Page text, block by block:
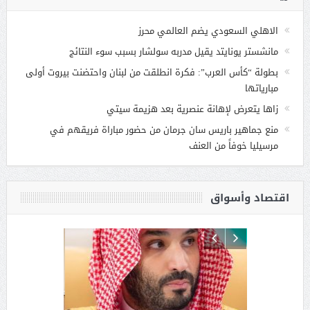
الاهلي السعودي يضم العالمي محرز
مانشستر يونايتد يقيل مدربه سولشار بسبب سوء النتائج
بطولة “كأس العرب”: فكرة انطلقت من لبنان واحتضنت بيروت أولى
مبارياتها
زاها يتعرض لإهانة عنصرية بعد هزيمة سيتي
منع جماهير باريس سان جرمان من حضور مباراة فريقهم في
مرسيليا خوفاً من العنف
اقتصاد وأسواق